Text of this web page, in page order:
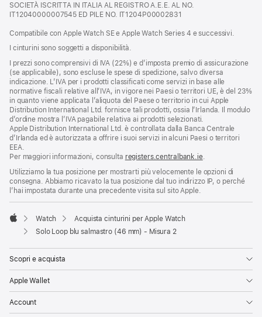
SOCIETÀ ISCRITTA IN ITALIA AL REGISTRO A.E.E. AL NO.
IT12040000007545 ED PILE NO. IT1204P00002831
Compatibile con Apple Watch SE e Apple Watch Series 4 e successivi.
I cinturini sono soggetti a disponibilità.
I prezzi sono comprensivi di IVA (22%) e d’imposta premio di assicurazione
(se applicabile), sono escluse le spese di spedizione, salvo diversa
indicazione. L’IVA per i prodotti classificati come servizi in base alle
normative fiscali relative all’IVA, in vigore nei Paesi o territori UE, è del 23%
in quanto viene applicata l’aliquota del Paese o territorio in cui Apple
Distribution International Ltd. fornisce tali prodotti, ossia l’Irlanda. Il modulo
d’ordine mostra l’IVA pagabile relativa ai prodotti selezionati.
Apple Distribution International Ltd. è controllata dalla Banca Centrale
d’Irlanda ed è autorizzata a offrire i suoi servizi in alcuni Paesi o territori
EEA.
Per maggiori informazioni, consulta registers.centralbank.ie.
Utilizziamo la tua posizione per mostrarti più velocemente le opzioni di
consegna. Abbiamo ricavato la tua posizione dal tuo indirizzo IP, o perché
l’hai impostata durante una precedente visita sul sito Apple.
Apple
Watch
Acquista cinturini per Apple Watch
Solo Loop blu salmastro (46 mm) - Misura 2
Scopri e acquista
Apple Wallet
Account